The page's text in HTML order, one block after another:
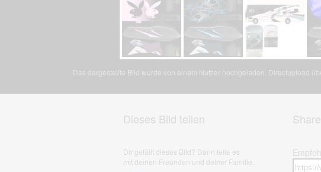
Das dargestellte Bild wurde von einem Nutzer hochgeladen. Directupload
Dieses Bild teilen
Dir gefällt dieses Bild? Dann teile es
mit deinen Freunden und deiner Familie.